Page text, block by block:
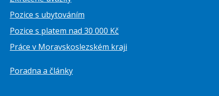
Pozice s ubytováním
Pozice s platem nad 30 000 Kč
Práce v Moravskoslezském kraji
Poradna a články